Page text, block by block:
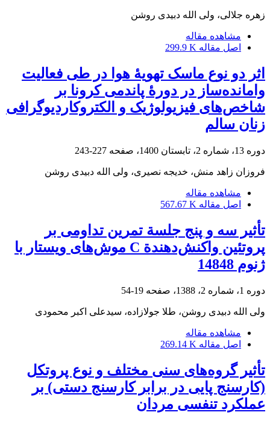
زهره جلالی، ولی الله دبیدی روشن
مشاهده مقاله
اصل مقاله 299.9 K
اثر دو نوع ماسک تهویۀ هوا در طی فعالیت
وامانده‌ساز در دورۀ پاندمی کرونا بر
شاخص‌های فیزیولوژیک و الکتروکاردیوگرافی
زنان سالم
دوره 13، شماره 2، تابستان 1400، صفحه 227-243
فروزان زاهد منش، خدیجه نصیری، ولی الله دبیدی روشن
مشاهده مقاله
اصل مقاله 567.67 K
تأثیر سه و پنج جلسة‌ تمرین تداومی بر
پروتئین واکنش‌دهندة C موش‌های ویستار با
ژنوم 14848
دوره 1، شماره 2، 1388، صفحه 19-54
ولی الله دبیدی روشن، طلا جولازاده، سیدعلی اکبر محمودی
مشاهده مقاله
اصل مقاله 269.14 K
تأثیر گروه‌های سنی مختلف و نوع پروتکل
(کارسنج پایی در برابر کارسنج دستی) بر
عملکرد تنفسی مردان